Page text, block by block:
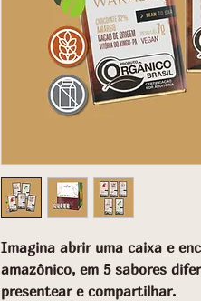
Imagina abrir uma caixa e
amazônico, em 5 sabores
presentear e compartilhar.